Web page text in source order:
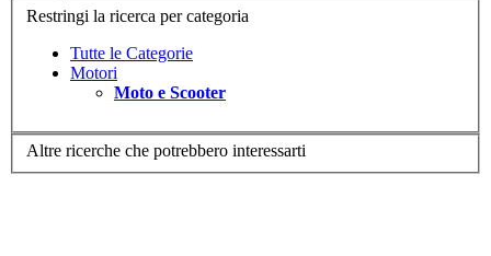
Restringi la ricerca per categoria
Tutte le Categorie
Motori
Moto e Scooter
Altre ricerche che potrebbero interessarti